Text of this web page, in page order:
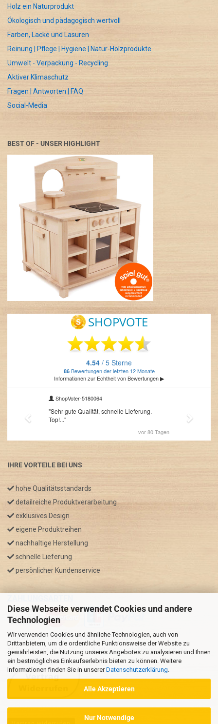
Diese Webseite verwendet Cookies und andere
Technologien
Wir verwenden Cookies und ähnliche Technologien, auch von
Drittanbietern, um die ordentliche Funktionsweise der Website zu
gewährleisten, die Nutzung unseres Angebotes zu analysieren und Ihnen
ein bestmögliches Einkaufserlebnis bieten zu können. Weitere
Informationen finden Sie in unsererDatenschutzerklärung
Alle Akzeptieren
Nur Notwendige
Holz ein Naturprodukt
Ökologisch und pädagogisch wertvoll
Farben, Lacke und Lasuren
Reinung | Pflege | Hygiene | Natur-Holzprodukte
Umwelt - Verpackung - Recycling
Aktiver Klimaschutz
Fragen | Antworten | FAQ
Social-Media
BEST OF - UNSER HIGHLIGHT
IHRE VORTEILE BEI UNS
hohe Qualitätsstandards
detailreiche Produktverarbeitung
exklusives Design
eigene Produktreihen
nachhaltige Herstellung
schnelle Lieferung
persönlicher Kundenservice
* GRATIS VERSAND nur innerhalb Deutschland
** Regellaufzeit für DE, Bei Auslandsbestellungen kann die
Versandzeit variieren.